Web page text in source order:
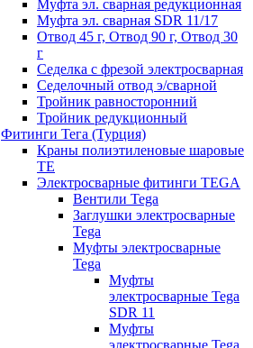
Муфта эл. cварная редукционная
Муфта эл. сварная SDR 11/17
Отвод 45 г, Отвод 90 г, Отвод 30
г
Седелка с фрезой электросварная
Седелочный отвод э/сварной
Тройник равносторонний
Тройник редукционный
Фитинги Тега (Турция)
Краны полиэтиленовые шаровые
TE
Электросварные фитинги TEGA
Вентили Tega
Заглушки электросварные
Tega
Муфты электросварные
Tega
Муфты
электросварные Tega
SDR 11
Муфты
электросварные Tega